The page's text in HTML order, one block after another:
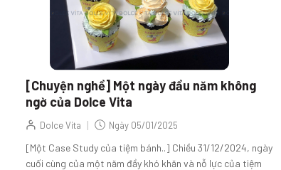
[Chuyện nghề] Một ngày đầu năm không
ngờ của Dolce Vita
Dolce Vita | Ngày 05/01/2025
[Một Case Study của tiệm bánh..] Chiều 31/12/2024, ngày
cuối cùng của một năm đầy khó khăn và nỗ lực của tiệm